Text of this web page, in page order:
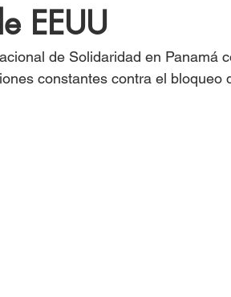
FESTIVAL DEL CARIBE
EEUU
de Solidaridad en Panamá
constantes contra el bloqueo